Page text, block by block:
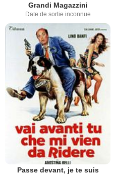
Grandi Magazzini
Date de sortie inconnue
Passe devant, je te suis